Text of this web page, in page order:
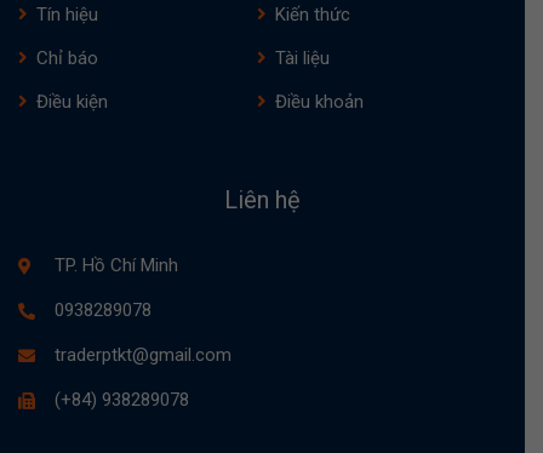
Tín hiệu
Kiến thức
Chỉ báo
Tài liệu
Điều kiện
Điều khoản
Liên hệ
TP. Hồ Chí Minh
0938289078
traderptkt@gmail.com
(+84) 938289078